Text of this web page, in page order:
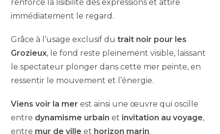
renforce la lisibilité des expressions et attire
immédiatement le regard.
Grâce à l’usage exclusif dutrait noir pour les
Grozieux, le fond reste pleinement visible, laissant
le spectateur plonger dans cette mer peinte, en
ressentir le mouvement et l’énergie.
Viens voir la mer est ainsi une œuvre qui oscille
entre dynamisme urbain et invitation au voyage,
entre mur de ville et horizon marin.